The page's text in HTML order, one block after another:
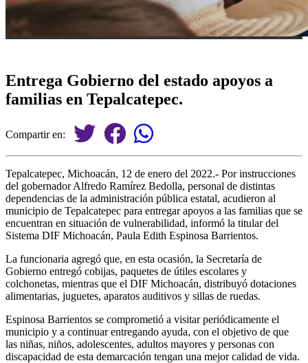
Entrega Gobierno del estado apoyos a
familias en Tepalcatepec.
Compartir en:
Tepalcatepec, Michoacán, 12 de enero del 2022.- Por instrucciones
del gobernador Alfredo Ramírez Bedolla, personal de distintas
dependencias de la administración pública estatal, acudieron al
municipio de Tepalcatepec para entregar apoyos a las familias que se
encuentran en situación de vulnerabilidad, informó la titular del
Sistema DIF Michoacán, Paula Edith Espinosa Barrientos.
La funcionaria agregó que, en esta ocasión, la Secretaría de
Gobierno entregó cobijas, paquetes de útiles escolares y
colchonetas, mientras que el DIF Michoacán, distribuyó dotaciones
alimentarias, juguetes, aparatos auditivos y sillas de ruedas.
Espinosa Barrientos se comprometió a visitar periódicamente el
municipio y a continuar entregando ayuda, con el objetivo de que
las niñas, niños, adolescentes, adultos mayores y personas con
discapacidad de esta demarcación tengan una mejor calidad de vida.